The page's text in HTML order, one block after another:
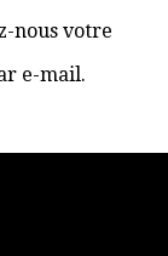
nous votre
e-mail.